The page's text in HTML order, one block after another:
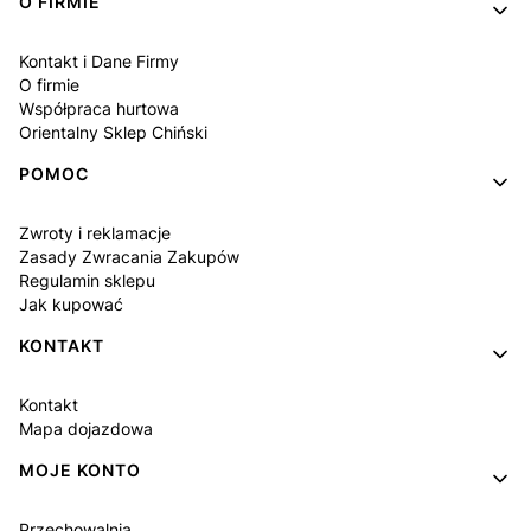
Kontakt i Dane Firmy
O firmie
Współpraca hurtowa
Orientalny Sklep Chiński
POMOC
Zwroty i reklamacje
Zasady Zwracania Zakupów
Regulamin sklepu
Jak kupować
KONTAKT
Kontakt
Mapa dojazdowa
MOJE KONTO